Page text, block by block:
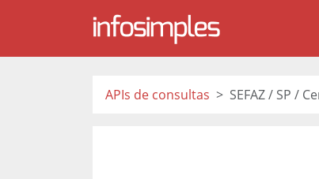
APIs de consultas SEFAZ / SP /